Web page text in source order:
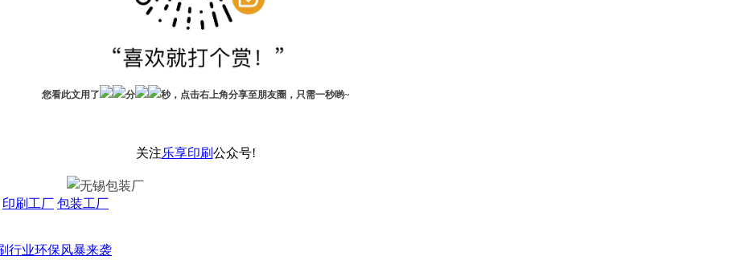
您看此文用了 分 秒，点击右上角分享至朋友圈，只需一秒哟~
关注乐享印刷公众号!
印刷工厂 包装工厂
行业环保风暴来袭